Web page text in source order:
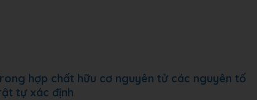
hợp chất hữu cơ nguyên tử các nguyên tố
tự xác định